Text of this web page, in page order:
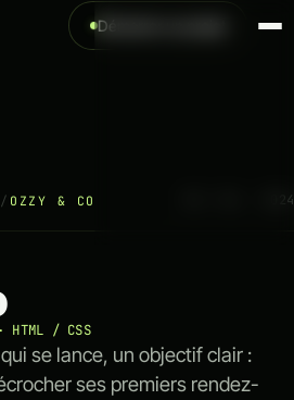
Analytics & tracking
Démarrer un projet
/ OZZY & CO 03 / 06 · 2024
HTML / CSS
se lance, un objectif clair :
ses premiers rendez-